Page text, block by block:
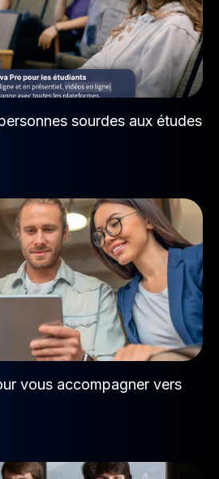
sourdes aux études
vous accompagner vers